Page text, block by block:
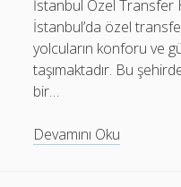
İstanbul Özel Transfer
İstanbul’da özel
yolcuların konforu ve
taşımaktadır. Bu
bir…
Devamını Oku